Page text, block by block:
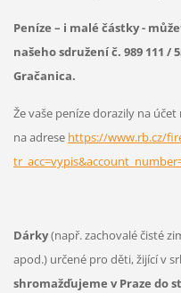
Peníze – i malé částky -
našeho sdružení č. 989 111 /
Gračanica.
Že vaše peníze dorazily na
na adrese https://www.rb.cz/
Dárky(např. zachovalé čisté
apod.) určené pro děti, žijící v
shromažďujeme v Praze do